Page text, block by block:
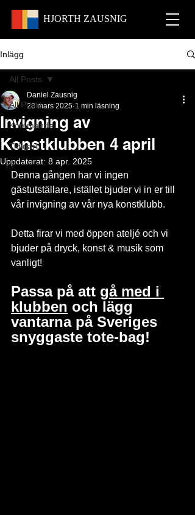
HJORTH ZAUSNIG
Inlägg
All Posts
Kommande
Tidigare
All Posts
Invigning av
Konstklubben 4 april
Daniel Zausnig
28 mars 2025 1 min läsning
Uppdaterat: 8 apr. 2025
Denna gången har vi ingen
gästutställare, istället bjuder vi in er till
vår invigning av vår nya konstklubb.
Detta firar vi med öppen ateljé och vi
bjuder på dryck, konst & musik som
vanligt!
Passa på att gå med i
klubben och lägg
vantarna på Sveriges
snyggaste tote-bag!